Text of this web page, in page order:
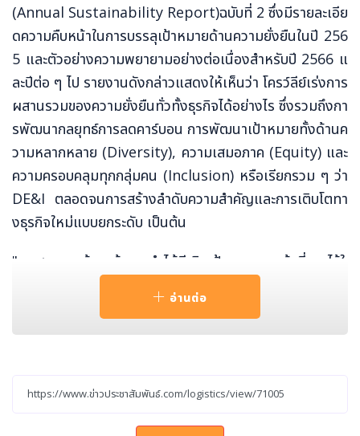
(Annual Sustainability Report)ฉบับที่ 2 ซึ่งมีรายละเอีย
ดความคืบหน้าในการบรรลุเป้าหมายด้านความยั่งยืนในปี 256
5 และตัวอย่างความพยายามอย่างต่อเนื่องสำหรับปี 2566 แ
ละปีต่อ ๆ ไป รายงานดังกล่าวแสดงให้เห็นว่า โครว์ลีย์เร่งการ
ผสานรวมของความยั่งยืนทั่วทั้งธุรกิจได้อย่างไร ซึ่งรวมถึงกา
รพัฒนากลยุทธ์การลดคาร์บอน การพัฒนาเป้าหมายทั้งด้านค
วามหลากหลาย (Diversity), ความเสมอภาค (Equity) และ
ความครอบคลุมทุกกลุ่มคน (Inclusion) หรือเรียกรวม ๆ ว่า
DE&I ตลอดจนการสร้างลำดับความสำคัญและการเติบโตทา
งธุรกิจใหม่แบบยกระดับ เป็นต้น
"เราสามารถก้าวหน้าและทำได้ดีเกินเป้าหมายบางข้อที่วางไว้ใ
นรายงานฉบับแรกของเรา" คุณทอม โครว์ลีย์ (Tom Crowl
ey) ประธานและซีอีโอกล่าว "ปีนี้เป็นเรื่องเกี่ยวกับบุคลากรของ
เรา ซึ่งเรารับฟังความคิดเห็นและดำเนินการเพื่อสร้างวัฒนธ
ซึ่งสอดคล้องกับความสำคัญของประเด็นเหล่านี้ที่มีต่อธุรกิจ,
ลูกค้า และพันธมิตรรายอื่น ๆ ของเรา"
อ่านต่อ